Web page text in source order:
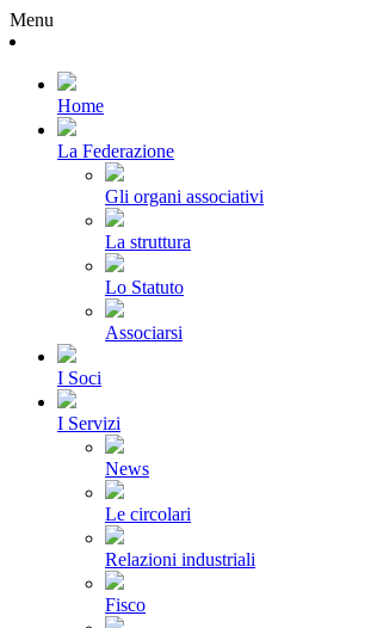
Menu
Home
La Federazione
Gli organi associativi
La struttura
Lo Statuto
Associarsi
I Soci
I Servizi
News
Le circolari
Relazioni industriali
Fisco